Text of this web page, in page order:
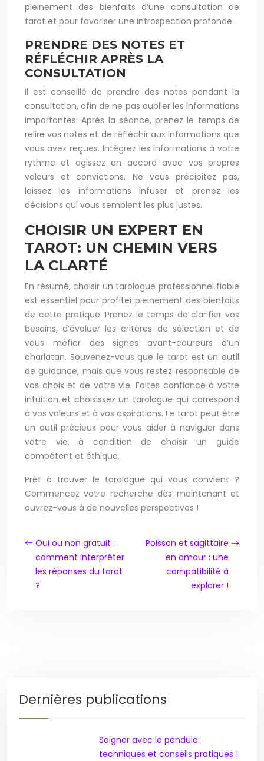
pleinement des bienfaits d’une consultation de
tarot et pour favoriser une introspection profonde.
PRENDRE DES NOTES ET
RÉFLÉCHIR APRÈS LA
CONSULTATION
Il est conseillé de prendre des notes pendant la
consultation, afin de ne pas oublier les informations
importantes. Après la séance, prenez le temps de
relire vos notes et de réfléchir aux informations que
vous avez reçues. Intégrez les informations à votre
rythme et agissez en accord avec vos propres
valeurs et convictions. Ne vous précipitez pas,
laissez les informations infuser et prenez les
décisions qui vous semblent les plus justes.
CHOISIR UN EXPERT EN
TAROT: UN CHEMIN VERS
LA CLARTÉ
En résumé, choisir un tarologue professionnel fiable
est essentiel pour profiter pleinement des bienfaits
de cette pratique. Prenez le temps de clarifier vos
besoins, d’évaluer les critères de sélection et de
vous méfier des signes avant-coureurs d’un
charlatan. Souvenez-vous que le tarot est un outil
de guidance, mais que vous restez responsable de
vos choix et de votre vie. Faites confiance à votre
intuition et choisissez un tarologue qui correspond
à vos valeurs et à vos aspirations. Le tarot peut être
un outil précieux pour vous aider à naviguer dans
votre vie, à condition de choisir un guide
compétent et éthique.
Prêt à trouver le tarologue qui vous convient ?
Commencez votre recherche dès maintenant et
ouvrez-vous à de nouvelles perspectives !
Oui ou non gratuit :
comment interpréter
les réponses du tarot
?
Poisson et sagittaire
en amour : une
compatibilité à
explorer !
Dernières publications
Soigner avec le pendule:
techniques et conseils pratiques !